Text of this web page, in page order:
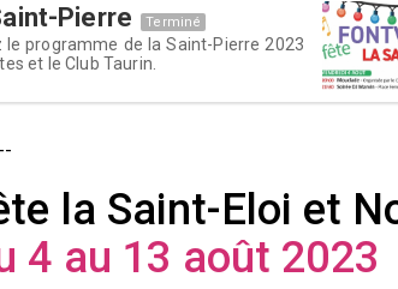
Pierre Terminé
programme de la Saint-Pierre 2023
et le Club Taurin.
la Saint-Eloi et
4 au 13 août 2023